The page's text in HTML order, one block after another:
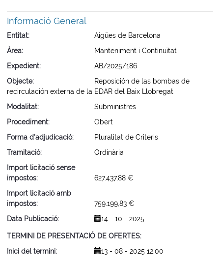
Informació General
Entitat
Aigües de Barcelona
Àrea
Manteniment i Continuïtat
Expedient
AB/2025/186
Objecte
Reposición de las bombas de
recirculación externa de la EDAR del Baix Llobregat
Modalitat
Subministres
Procediment
Obert
Forma d'adjudicació
Pluralitat de Criteris
Tramitació
Ordinària
Import licitació sense
impostos
627.437,88 €
Import licitació amb
impostos
759.199,83 €
Data Publicació
14 - 10 - 2025
TERMINI DE PRESENTACIÓ DE OFERTES
Inici del termini
13 - 08 - 2025 12:00